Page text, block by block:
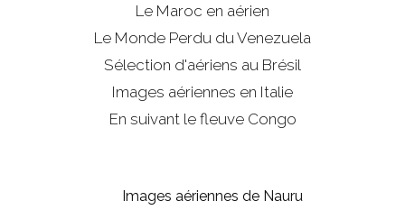
Le Maroc en aérien
Le Monde Perdu du Venezuela
Sélection d'aériens au Brésil
Images aériennes en Italie
En suivant le fleuve Congo
Images aériennes de Nauru